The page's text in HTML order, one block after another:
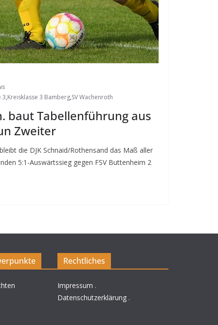
3,Kreisklasse 3 Bamberg,SV Wachenroth
baut Tabellenführung aus
Zweiter
die DJK Schnaid/Rothensand das Maß aller
5:1-Auswärtssieg gegen FSV Buttenheim 2
Rechtliches
Impressum .
Datenschutzerklärung .